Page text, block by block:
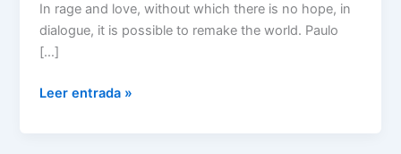
In rage and love, without which there is no hope, in
dialogue, it is possible to remake the world. Paulo
[…]
Leer entrada »